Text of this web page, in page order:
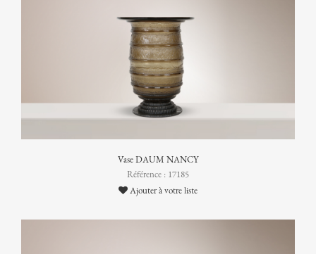
Vase DAUM NANCY
Référence : 17185
Ajouter à votre liste